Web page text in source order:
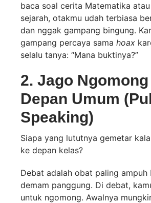
baca soal cerita Matematika
sejarah, otakmu udah terbiasa
dan nggak gampang bingung.
gampang percaya sama hoax
selalu tanya: “Mana buktinya?”
2. Jago
Depan Umum
Speaking)
Siapa yang lututnya gemetar
ke depan kelas?
Debat adalah obat paling ampuh
demam panggung. Di debat,
untuk ngomong. Awalnya